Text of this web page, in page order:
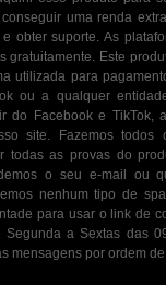
uma renda
obter suporte. As
gratuitamente. Este
utilizada para
ou a qualquer
do Facebook e TikTok,
site. Fazemos todos
todas as provas do
o seu e-mail ou
nenhum tipo de
para usar o link de
Segunda a Sextas das
mensagens por ordem